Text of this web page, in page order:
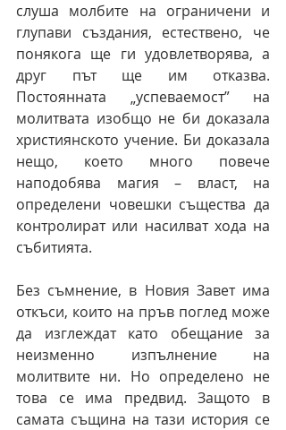
слуша молбите на ограничени и
глупави създания, естествено, че
понякога ще ги удовлетворява, а
друг път ще им отказва.
Постоянната „успеваемост” на
молитвата изобщо не би доказала
християнското учение. Би доказала
нещо, което много повече
наподобява магия – власт, на
определени човешки същества да
контролират или насилват хода на
събитията.
Без съмнение, в Новия Завет има
откъси, които на пръв поглед може
да изглеждат като обещание за
неизменно изпълнение на
молитвите ни. Но определено не
това се има предвид. Защото в
самата същина на тази история се